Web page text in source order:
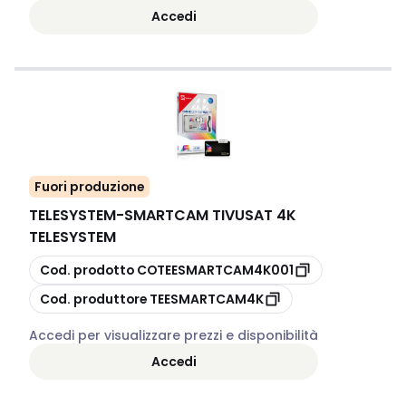
Accedi
Fuori produzione
TELESYSTEM-SMARTCAM TIVUSAT 4K
TELESYSTEM
copia
Cod. prodotto COTEESMARTCAM4K001
copia
Cod. produttore TEESMARTCAM4K
Accedi per visualizzare prezzi e disponibilità
Accedi